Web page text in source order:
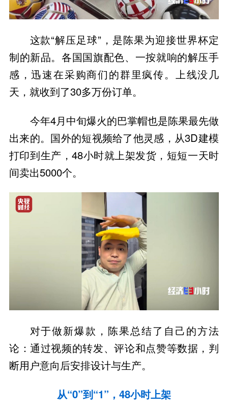
这款“解压足球”，是陈果为迎接世界杯定
制的新品。各国国旗配色、一按就响的解压手
感，迅速在采购商们的群里疯传。上线没几
天，就收到了30多万份订单。
今年4月中旬爆火的巴掌帽也是陈果最先做
出来的。国外的短视频给了他灵感，从3D建模
打印到生产，48小时就上架发货，短短一天时
间卖出5000个。
对于做新爆款，陈果总结了自己的方法
论：通过视频的转发、评论和点赞等数据，判
断用户意向后安排设计与生产。
从“0”到“1”，48小时上架